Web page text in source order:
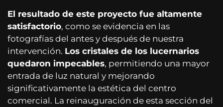
El resultado de este proyecto fue altamente
satisfactorio, como se evidencia en las
fotografías del antes y después de nuestra
intervención. Los cristales de los lucernarios
quedaron impecables, permitiendo una mayor
entrada de luz natural y mejorando
significativamente la estética del centro
comercial. La reinauguración de esta sección del